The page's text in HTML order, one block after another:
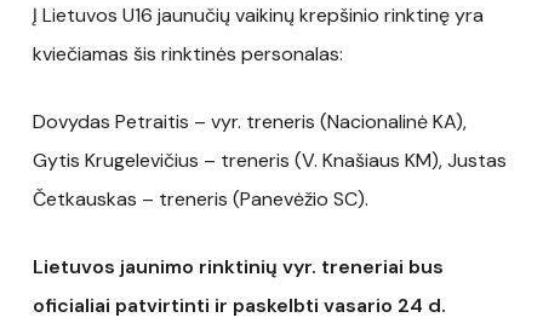
Į Lietuvos U16 jaunučių vaikinų krepšinio rinktinę yra
kviečiamas šis rinktinės personalas:
Dovydas Petraitis – vyr. treneris (Nacionalinė KA),
Gytis Krugelevičius – treneris (V. Knašiaus KM), Justas
Četkauskas – treneris (Panevėžio SC).
Lietuvos jaunimo rinktinių vyr. treneriai bus
oficialiai patvirtinti ir paskelbti vasario 24 d.